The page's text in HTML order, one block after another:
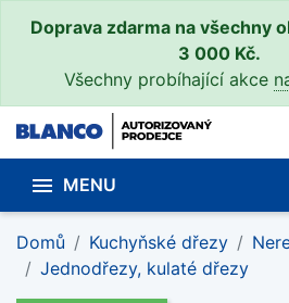
Doprava zdarma na všechny
3 000 Kč.
Všechny probíhající akce
 MENU
Domů Kuchyňské dřezy
Jednodřezy, kulaté dřezy